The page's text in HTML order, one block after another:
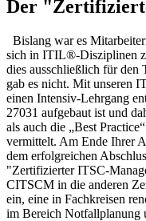
Der
Bislang war es
sich in ITIL®-Disziplinen
dies ausschließlich für den
gab es nicht. Mit unseren
einen Intensiv-Lehrgang
27031 aufgebaut ist und
als auch die „Best
vermittelt. Am Ende Ihrer
dem erfolgreichen
"Zertifizierter ITSC-
CITSCM in die anderen
ein, eine in Fachkreisen
im Bereich Notfallplanung